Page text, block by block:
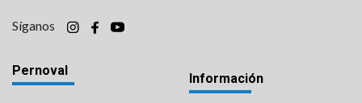
Síganos
Pernoval
Información